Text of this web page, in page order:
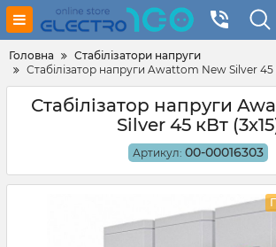
Головна
Стабілізатори напруги
Стабілізатор напруги Awattom New Silver 45
Стабілізатор напруги
Silver 45 кВт
Артикул: 00-00016303